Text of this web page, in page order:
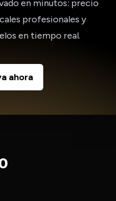
en minutos: precio
profesionales y
en tiempo real.
ahora